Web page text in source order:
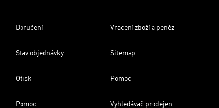
Doručení Vracení zboží a peněz
Stav objednávky Sitemap
Otisk Pomoc
Pomoc Vyhledávač prodejen